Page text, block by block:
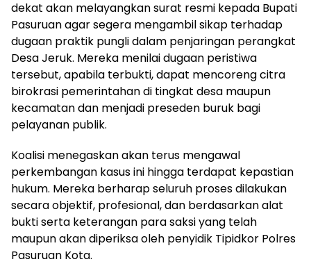
dekat akan melayangkan surat resmi kepada Bupati
Pasuruan agar segera mengambil sikap terhadap
dugaan praktik pungli dalam penjaringan perangkat
Desa Jeruk. Mereka menilai dugaan peristiwa
tersebut, apabila terbukti, dapat mencoreng citra
birokrasi pemerintahan di tingkat desa maupun
kecamatan dan menjadi preseden buruk bagi
pelayanan publik.
Koalisi menegaskan akan terus mengawal
perkembangan kasus ini hingga terdapat kepastian
hukum. Mereka berharap seluruh proses dilakukan
secara objektif, profesional, dan berdasarkan alat
bukti serta keterangan para saksi yang telah
maupun akan diperiksa oleh penyidik Tipidkor Polres
Pasuruan Kota.